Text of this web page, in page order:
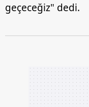
geçeceğiz" dedi.